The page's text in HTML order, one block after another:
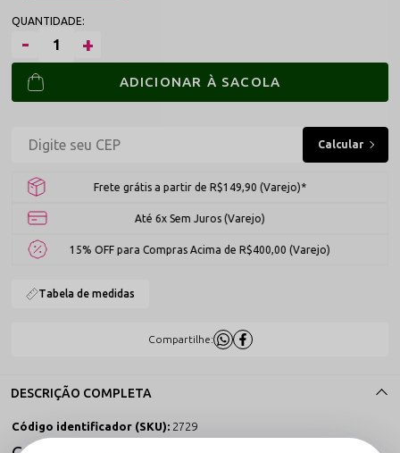
ADICIONAR À SACOLA
Frete grátis a partir de R$149,90 (Varejo)*
Até 6x Sem Juros (Varejo)
15% OFF para Compras Acima de R$400,00 (Varejo)
Tabela de medidas
Compartilhe:
DESCRIÇÃO COMPLETA
Código identificador (SKU): 2729